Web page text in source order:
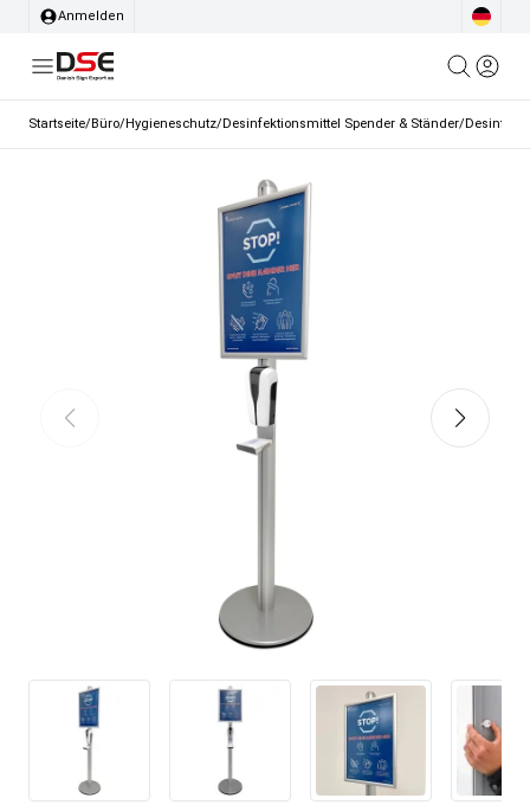
Anmelden
Startseite/Büro/Hygieneschutz/Desinfektionsmittel Spender & Ständer/